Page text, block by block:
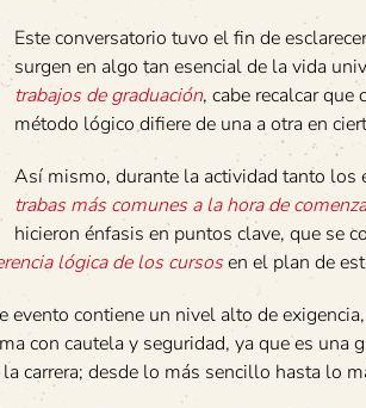
Este conversatorio tuvo el fin de
surgen en algo tan esencial de la vida
trabajos de graduación, cabe recalcar
método lógico difiere de una a otra en
Así mismo, durante la actividad tanto
trabas más comunes a la hora de
hicieron énfasis en puntos clave, que se
lógica de los cursosen el plan de
evento contiene un nivel alto de
con cautela y seguridad, ya que es una
carrera; desde lo más sencillo hasta lo